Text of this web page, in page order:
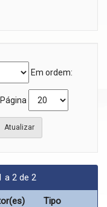
Em ordem:
a 2 de 2
Tipo